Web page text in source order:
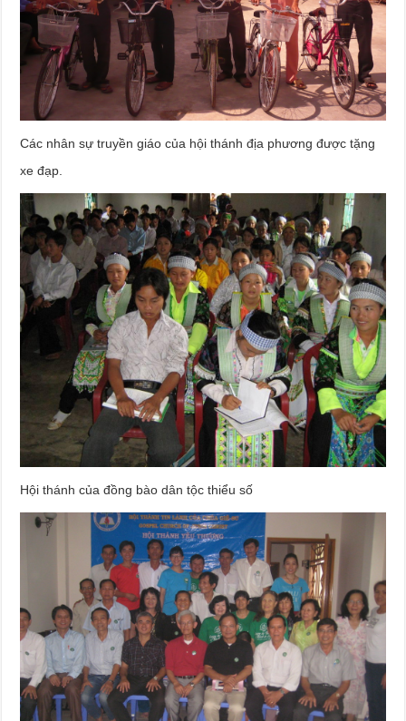
Các nhân sự truyền giáo của hội thánh địa phương được tặng
xe đạp.
Hội thánh của đồng bào dân tộc thiểu số